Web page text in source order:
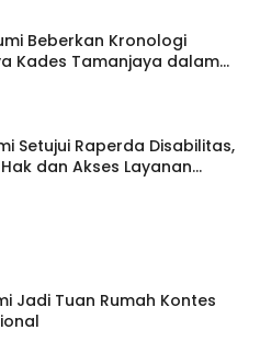
Beberkan Kronologi
Kades Tamanjaya dalam
Setujui Raperda Disabilitas,
dan Akses Layanan
Jadi Tuan Rumah Kontes